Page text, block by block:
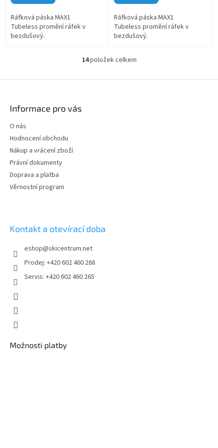
Ráfková páska MAX1
Tubeless promění ráfek v
bezdušový.
Ráfková páska MAX1
Tubeless promění ráfek v
bezdušový.
O
l
14položek celkem
Informace pro vás
O nás
Hodnocení obchodu
Nákup a vrácení zboží
Právní dokumenty
Doprava a platba
Věrnostní program
Kontakt a otevírací doba
eshop@skicentrum.net
Prodej: +420 602 460 268
Servis: +420 602 460 265
Možnosti platby